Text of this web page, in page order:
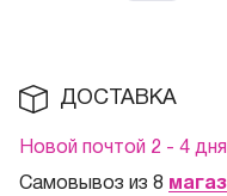
ДОСТАВКА
Новой почтой 2 - 4
Самовывоз из 8